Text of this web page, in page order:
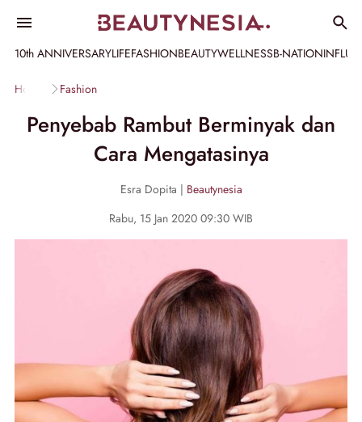
10th ANNIVERSARYLIFEFASHIONBEAUTYWELLNESSB-NATION
Home Fashion
Penyebab Rambut Berminyak dan
Cara Mengatasinya
Esra Dopita | Beautynesia
Rabu, 15 Jan 2020 09:30 WIB